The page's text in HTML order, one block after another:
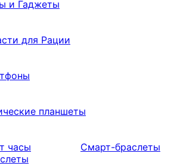
и Гаджеты
для Рации
планшеты
часы
Смарт-браслеты